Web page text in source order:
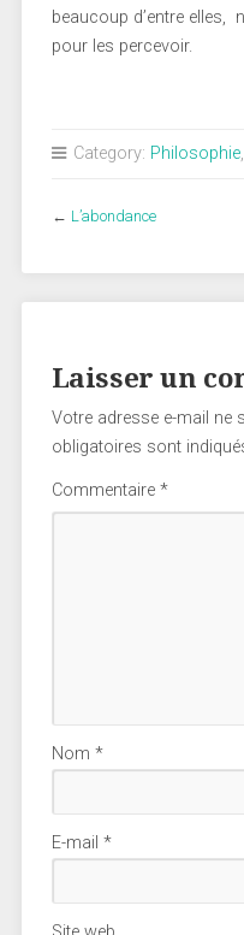
beaucoup d’entre elles,
pour les percevoir.
Category: Philosophie,
← L’abondance
Laisser un
Votre adresse e-mail ne
obligatoires sont
Commentaire *
Nom *
E-mail *